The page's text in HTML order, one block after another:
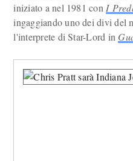
iniziato a nel 1981 con I
ingaggiando uno dei divi del
l'interprete di Star-Lord in